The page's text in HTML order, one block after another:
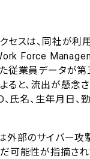
セスは、同社が利
Force
従業員データが第
ると、流出が懸
、氏名、生年月日
外部のサイバー攻
可能性が指摘され